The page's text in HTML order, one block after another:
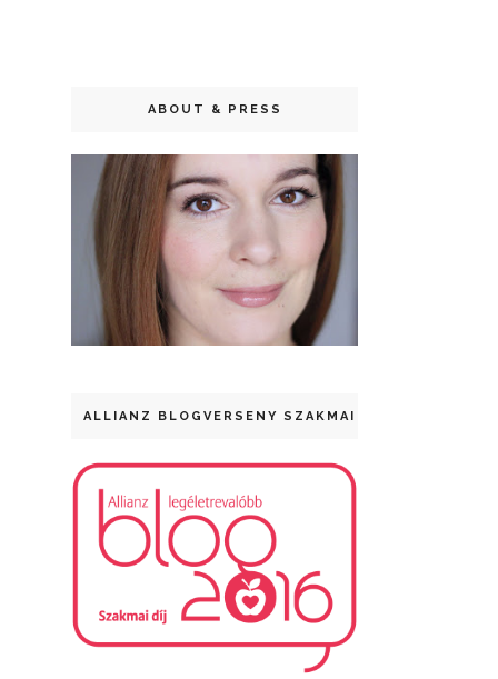
ABOUT & PRESS
ALLIANZ BLOGVERSENY SZAKMAI DÍJ